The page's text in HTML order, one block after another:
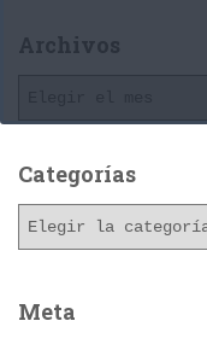
Archivos
h
o
Categorías
g
Meta